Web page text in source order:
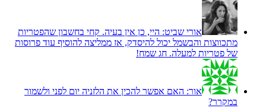
אורי שביט: היי, כן אין בעיה. קחי בחשבון שהפטריות
מתכווצות והבשמל יכול להיסדק, אז ממליצה להוסיף עוד פרוסות
של פטריות למעלה. חג שמח!
אור: האם אפשר להכין את הלזניה יום לפני ולשמור
במקרר?